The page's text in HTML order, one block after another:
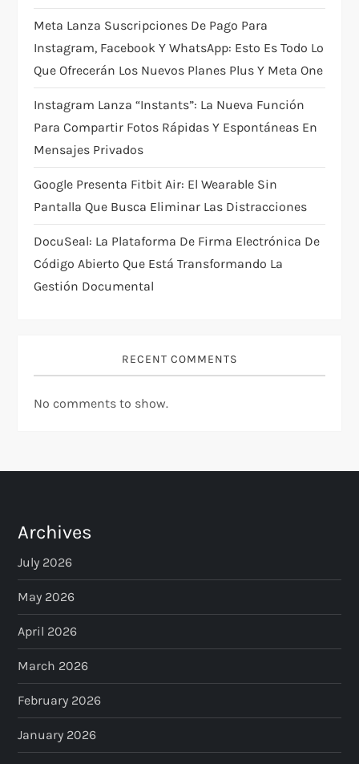
t
i
o
n
Meta Lanza Suscripciones De Pago Para
Instagram, Facebook Y WhatsApp: Esto Es Todo Lo
Que Ofrecerán Los Nuevos Planes Plus Y Meta One
Instagram Lanza “Instants”: La Nueva Función
Para Compartir Fotos Rápidas Y Espontáneas En
Mensajes Privados
Google Presenta Fitbit Air: El Wearable Sin
Pantalla Que Busca Eliminar Las Distracciones
DocuSeal: La Plataforma De Firma Electrónica De
Código Abierto Que Está Transformando La
Gestión Documental
RECENT COMMENTS
No comments to show.
Archives
July 2026
May 2026
April 2026
March 2026
February 2026
January 2026